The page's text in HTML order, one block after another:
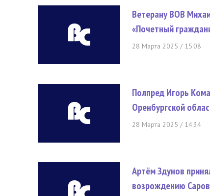
Ветерану ВОВ
«Почетный
28 Марта 2025 / 15:08
Полпред Игорь
Оренбургской
28 Марта 2025 / 14:34
Артём Здунов
возрождению